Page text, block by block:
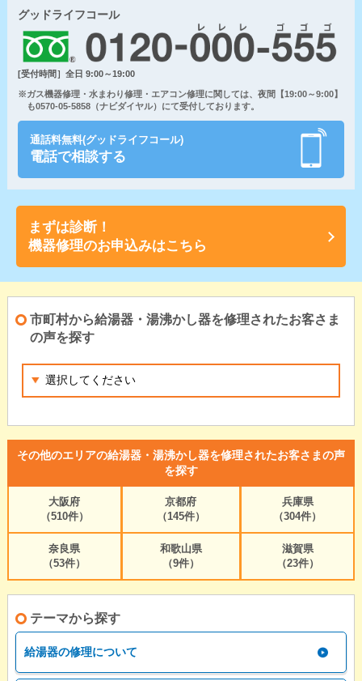
グッドライフコール
[受付時間］全日 9:00～19:00
※ガス機器修理・水まわり修理・エアコン修理に関しては、夜間【19:00～9:00】
も0570-05-5858（ナビダイヤル）にて受付しております。
通話料無料(グッドライフコール)
電話で相談する
まずは診断！
機器修理のお申込みはこちら
市町村から給湯器・湯沸かし器を修理されたお客さま
の声を探す
その他のエリアの給湯器・湯沸かし器を修理されたお客さまの声
を探す
大阪府
（510件）
京都府
（145件）
兵庫県
（304件）
奈良県
（53件）
和歌山県
（9件）
滋賀県
（23件）
テーマから探す
給湯器の修理について